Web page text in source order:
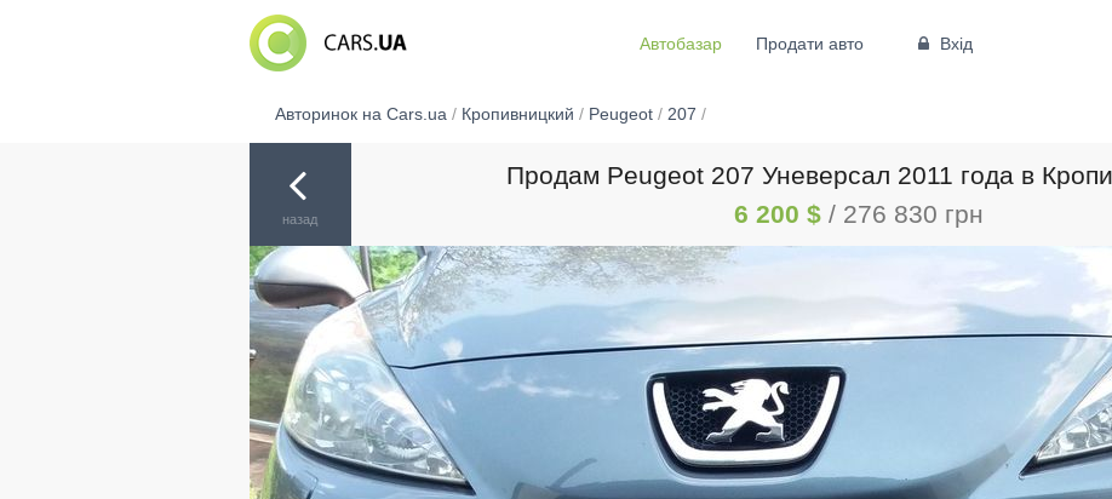
Автобазар Продати авто Вхід
Авторинок на Cars.ua / Кропивницкий / Peugeot/ 207 /
назад
Продам Peugeot 207 Уневерсал 2011 года в
6 200 $ / 276 830 грн